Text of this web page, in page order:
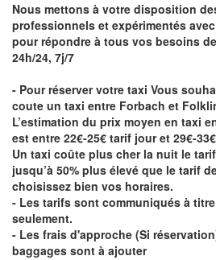
Nous mettons à votre disposition
professionnels et expérimentés
pour répondre à tous vos besoins
24h/24, 7j/7
- Pour réserver votre taxi Vous
coute un taxi entre Forbach et
L’estimation du prix moyen en taxi
est entre 22€-25€ tarif jour et 29€-
Un taxi coûte plus cher la nuit le
jusqu’à 50% plus élevé que le tarif
choisissez bien vos horaires.
- Les tarifs sont communiqués à
seulement.
- Les frais d'approche (Si
baggages sont à ajouter